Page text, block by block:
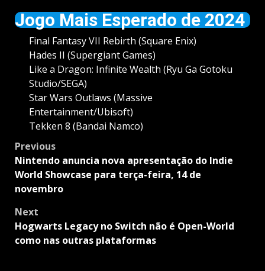
Jogo Mais Esperado de 2024
Final Fantasy VII Rebirth (Square Enix)
Hades II (Supergiant Games)
Like a Dragon: Infinite Wealth (Ryu Ga Gotoku
Studio/SEGA)
Star Wars Outlaws (Massive
Entertainment/Ubisoft)
Tekken 8 (Bandai Namco)
Post
navigation
Previous
Nintendo anuncia nova apresentação do Indie
World Showcase para terça-feira, 14 de
novembro
Next
Hogwarts Legacy no Switch não é Open-World
como nas outras plataformas